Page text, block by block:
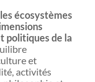
écosystèmes
politiques de la
et
activités